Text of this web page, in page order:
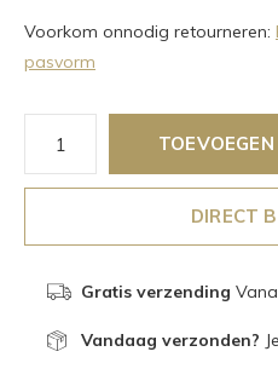
Voorkom onnodig retourneren:
pasvorm
DIRECT
Gratis verzending
Vandaag verzonden?